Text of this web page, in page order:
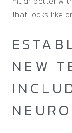
that looks like
NEW